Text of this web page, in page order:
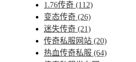
1.76传奇 (112)
变态传奇 (26)
迷失传奇 (21)
传奇私服网站 (20)
热血传奇私服 (64)